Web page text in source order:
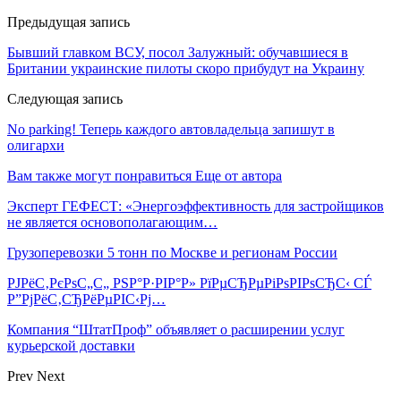
Предыдущая запись
Бывший главком ВСУ, посол Залужный: обучавшиеся в
Британии украинские пилоты скоро прибудут на Украину
Следующая запись
No parking! Теперь каждого автовладельца запишут в
олигархи
Вам также могут понравиться Еще от автора
Эксперт ГЕФЕСТ: «Энергоэффективность для застройщиков
не является основополагающим…
Грузоперевозки 5 тонн по Москве и регионам России
РЈРёС‚РєРѕС„С„ РЅР°Р·РІР°Р» РїРµСЂРµРіРѕРІРѕСЂС‹ СЃ
Р”РјРёС‚СЂРёРµРІС‹Рј…
Компания “ШтатПроф” объявляет о расширении услуг
курьерской доставки
Prev Next